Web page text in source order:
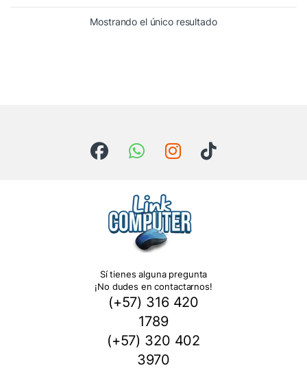
Mostrando el único resultado
Sí tienes alguna pregunta
¡No dudes en contactarnos!
(+57) 316 420
1789
(+57) 320 402
3970